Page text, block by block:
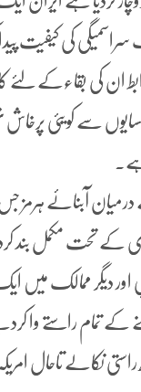
سراسمیگی کی
کی بقاءکے لئے
سے کویئی پرخاش
آبنائے ہرمز جس
کے تحت مکمل بند
اور دیگر ممالک میں
تمام راستے وا
راستی نکالے تاحال